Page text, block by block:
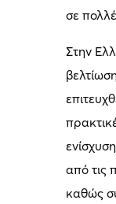
σε
Στην
από τις
καθώς